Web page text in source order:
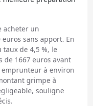
acheter un
sans apport. En
de 4,5 %, le
1667 euros avant
emprunteur à environ
grimpe à
souligne